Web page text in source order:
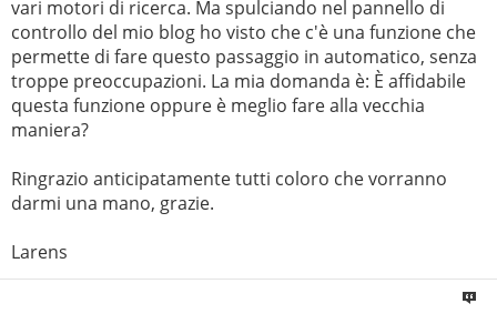
vari motori di ricerca. Ma spulciando nel pannello di
controllo del mio blog ho visto che c'è una funzione che
permette di fare questo passaggio in automatico, senza
troppe preoccupazioni. La mia domanda è: È affidabile
questa funzione oppure è meglio fare alla vecchia
maniera?
Ringrazio anticipatamente tutti coloro che vorranno
darmi una mano, grazie.
Larens